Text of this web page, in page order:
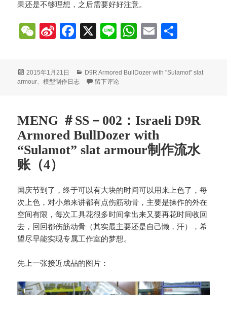
果还是不够理想，之后需要好好注意。
W
ha
Si
ei
Fa
ok
X
Li
W
A
E
发
布
2015年1月21日
分
类
D9R Armored BullDozer with "Sulamot" slat
armour、模型制作日志 于MENG ＃SS－002：Israeli D9R Armored
留下评论
MENG ＃SS－002：Israeli D9R
Armored BullDozer with
“Sulamot” slat armour制作流水
账（4）
国庆节到了，终于可以有大块的时间可以用来上色了，每
次上色，对小弟来讲都有点伤筋动骨，主要是操作的外在
空间有限，每次工具花很多时间拿出来又要再花时间收回
去，回回都伤筋动骨（其实最主要还是自己懒，汗），希
望尽早能实现专属工作室的梦想。
先上一张接近成品的图片：